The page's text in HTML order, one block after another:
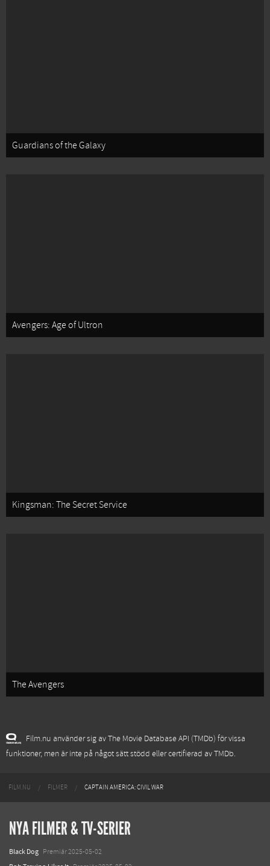
Guardians of the Galaxy
Avengers: Age of Ultron
Kingsman: The Secret Service
The Avengers
Film.nu använder sig av The Movie Database API (TMDb) för vissa
funktioner, men är inte på något sätt stödd eller certifierad av TMDb.
FILM.NU FILMER CAPTAIN AMERICA: CIVIL WAR
NYA FILMER & TV-SERIER
Black Dog Premiär 2025-05-02